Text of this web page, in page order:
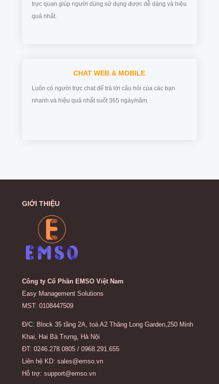
trực quan giúp người dùng sử dụng được dễ dàng và hiệu
quả nhất.
CHAT WEB & MOBILE
Luôn có người trực chat để trả lời câu hỏi của các bạn
nhanh và hiệu quả nhất suốt 365 ngày/năm.
GIỚI THIỆU
Công ty Cổ Phần EMSO Việt Nam
Easy Management Solutions
MST: 0108447509
Đ/C: Block 35 tầng 2A, toà A2 Thăng Long Garden,250 Minh
Khai, Hai Bà Trưng, Hà Nội
ĐT: 0246.278.0805 / 0968.291.655
Liên hệ KD: sales@emso.vn
Hỗ trợ: support@emso.vn